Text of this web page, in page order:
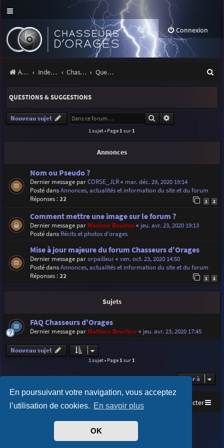
En poursuivant votre navigation, vous acceptez
l’utilisation de cookies. En savoir plus
OK
Connexion
Accueil Index du forum Chasseurs d'Orages Questions & suggestions
e
r
QUESTIONS & SUGGESTIONS
Nouveau sujet Rechercher
1 sujet • Page 1 sur 1
Annonces
Nom ou Pseudo ?
Dernier message parCORSE_JLR« mar. déc. 29, 2020 19:14
Posté dansAnnonces, actualités et information du site et du forum
Réponses :22 1 2
Comment mettre une image sur le forum ?
Dernier message par Maxime Daviron« jeu. avr. 23, 2020 19:13
Posté dans Récits et photos d'orages
Mise à jour majeure du forum Chasseurs d'Orages
Dernier message parorpailleur« ven. oct. 23, 2020 14:50
Posté dansAnnonces, actualités et information du site et du forum
Réponses :22 1 2
Sujets
FAQ Chasseurs d'Orages
Dernier message par Mathieu Brochier« jeu. avr. 23, 2020 17:45
Nouveau sujet
1 sujet • Page1sur1
Aller à
Accueil Index du forum Nous contacter
Purplexion style byIan Bradley
phpBB® Forum Software © phpBB Limited
Traduit parphpBB-fr.com